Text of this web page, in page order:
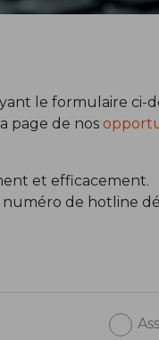
le formulaire ci-
page de nos
et efficacement.
de hotline